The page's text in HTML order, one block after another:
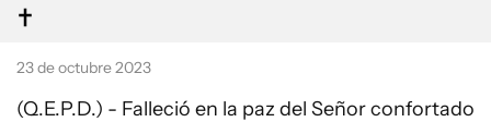
ESTADOS UNIDOS
23 de octubre 2023
(Q.E.P.D.) - Falleció en la paz del Señor confortado